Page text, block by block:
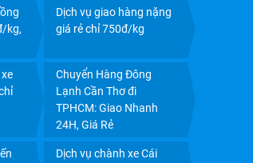
GIAO NHẬN TẬN NƠI
kg,
Dịch vụ giao hàng nặng
giá rẻ chỉ 750đ/kg
Chuyển Hàng Đông
Lạnh Cần Thơ đi
TPHCM: Giao Nhanh
24H, Giá Rẻ
Dịch vụ chành xe Cái